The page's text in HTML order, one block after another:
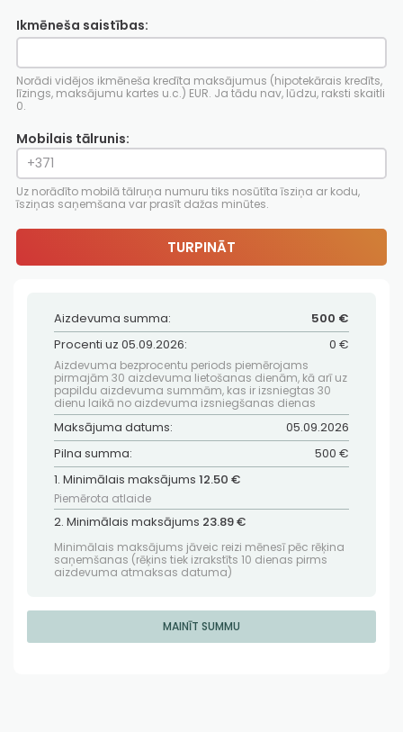
Ikmēneša saistības:
Norādi vidējos ikmēneša kredīta maksājumus (hipotekārais kredīts,
līzings, maksājumu kartes u.c.) EUR. Ja tādu nav, lūdzu, raksti skaitli
0.
Mobilais tālrunis:
Uz norādīto mobilā tālruņa numuru tiks nosūtīta īsziņa ar kodu,
īsziņas saņemšana var prasīt dažas minūtes.
TURPINĀT
Aizdevuma summa:
500 €
Procenti uz 05.09.2026:
0 €
Aizdevuma bezprocentu periods piemērojams
pirmajām 30 aizdevuma lietošanas dienām, kā arī uz
papildu aizdevuma summām, kas ir izsniegtas 30
dienu laikā no aizdevuma izsniegšanas dienas
Maksājuma datums:
05.09.2026
Pilna summa:
500 €
1. Minimālais maksājums 12.50 €
Piemērota atlaide
2. Minimālais maksājums 23.89 €
Minimālais maksājums jāveic reizi mēnesī pēc rēķina
saņemšanas (rēķins tiek izrakstīts 10 dienas pirms
aizdevuma atmaksas datuma)
MAINĪT SUMMU